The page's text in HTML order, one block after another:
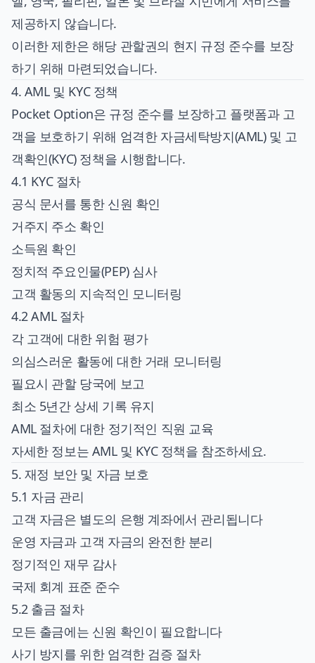
제공하지 않습니다.
이러한 제한은 해당 관할권의 현지 규정 준수를 보장
하기 위해 마련되었습니다.
4. AML 및 KYC 정책
Pocket Option은 규정 준수를 보장하고 플랫폼과 고
객을 보호하기 위해 엄격한 자금세탁방지(AML) 및 고
객확인(KYC) 정책을 시행합니다.
4.1 KYC 절차
공식 문서를 통한 신원 확인
거주지 주소 확인
소득원 확인
정치적 주요인물(PEP) 심사
고객 활동의 지속적인 모니터링
4.2 AML 절차
각 고객에 대한 위험 평가
의심스러운 활동에 대한 거래 모니터링
필요시 관할 당국에 보고
최소 5년간 상세 기록 유지
AML 절차에 대한 정기적인 직원 교육
자세한 정보는 AML 및 KYC 정책을 참조하세요.
5. 재정 보안 및 자금 보호
5.1 자금 관리
고객 자금은 별도의 은행 계좌에서 관리됩니다
운영 자금과 고객 자금의 완전한 분리
정기적인 재무 감사
국제 회계 표준 준수
5.2 출금 절차
모든 출금에는 신원 확인이 필요합니다
사기 방지를 위한 엄격한 검증 절차